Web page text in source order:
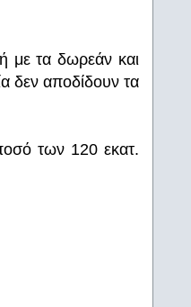
με τα δωρεάν και
δεν αποδίδουν τα
των 120 εκατ.